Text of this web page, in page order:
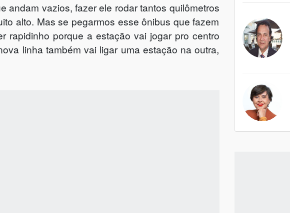
andam vazios, fazer ele rodar tantos quilômetros
alto. Mas se pegarmos esse ônibus que fazem
rapidinho porque a estação vai jogar pro centro
linha também vai ligar uma estação na outra,